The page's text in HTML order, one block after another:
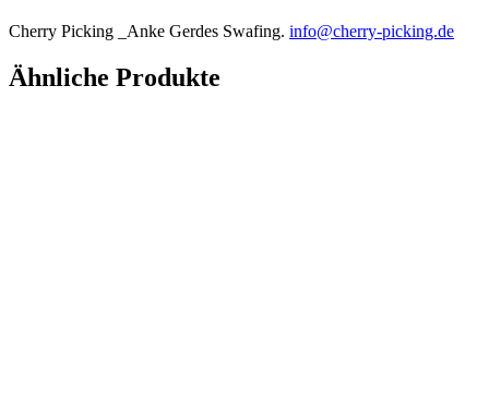
Cherry Picking _Anke Gerdes Swafing. info@cherry-picking.de
Ähnliche Produkte